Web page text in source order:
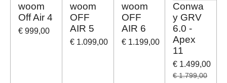
woom
Off Air 4
€ 999,00
woom
OFF
AIR 5
€ 1.099,00
woom
OFF
AIR 6
€ 1.199,00
Conwa
y GRV
6.0 -
Apex
11
€ 1.499,00
€ 1.799,00